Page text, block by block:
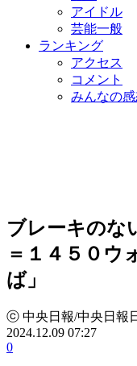
アイドル
芸能一般
ランキング
アクセス
コメント
みんなの感
ブレーキのな
＝１４５０ウ
ば」
ⓒ 中央日報/中央日報
2024.12.09 07:27
0